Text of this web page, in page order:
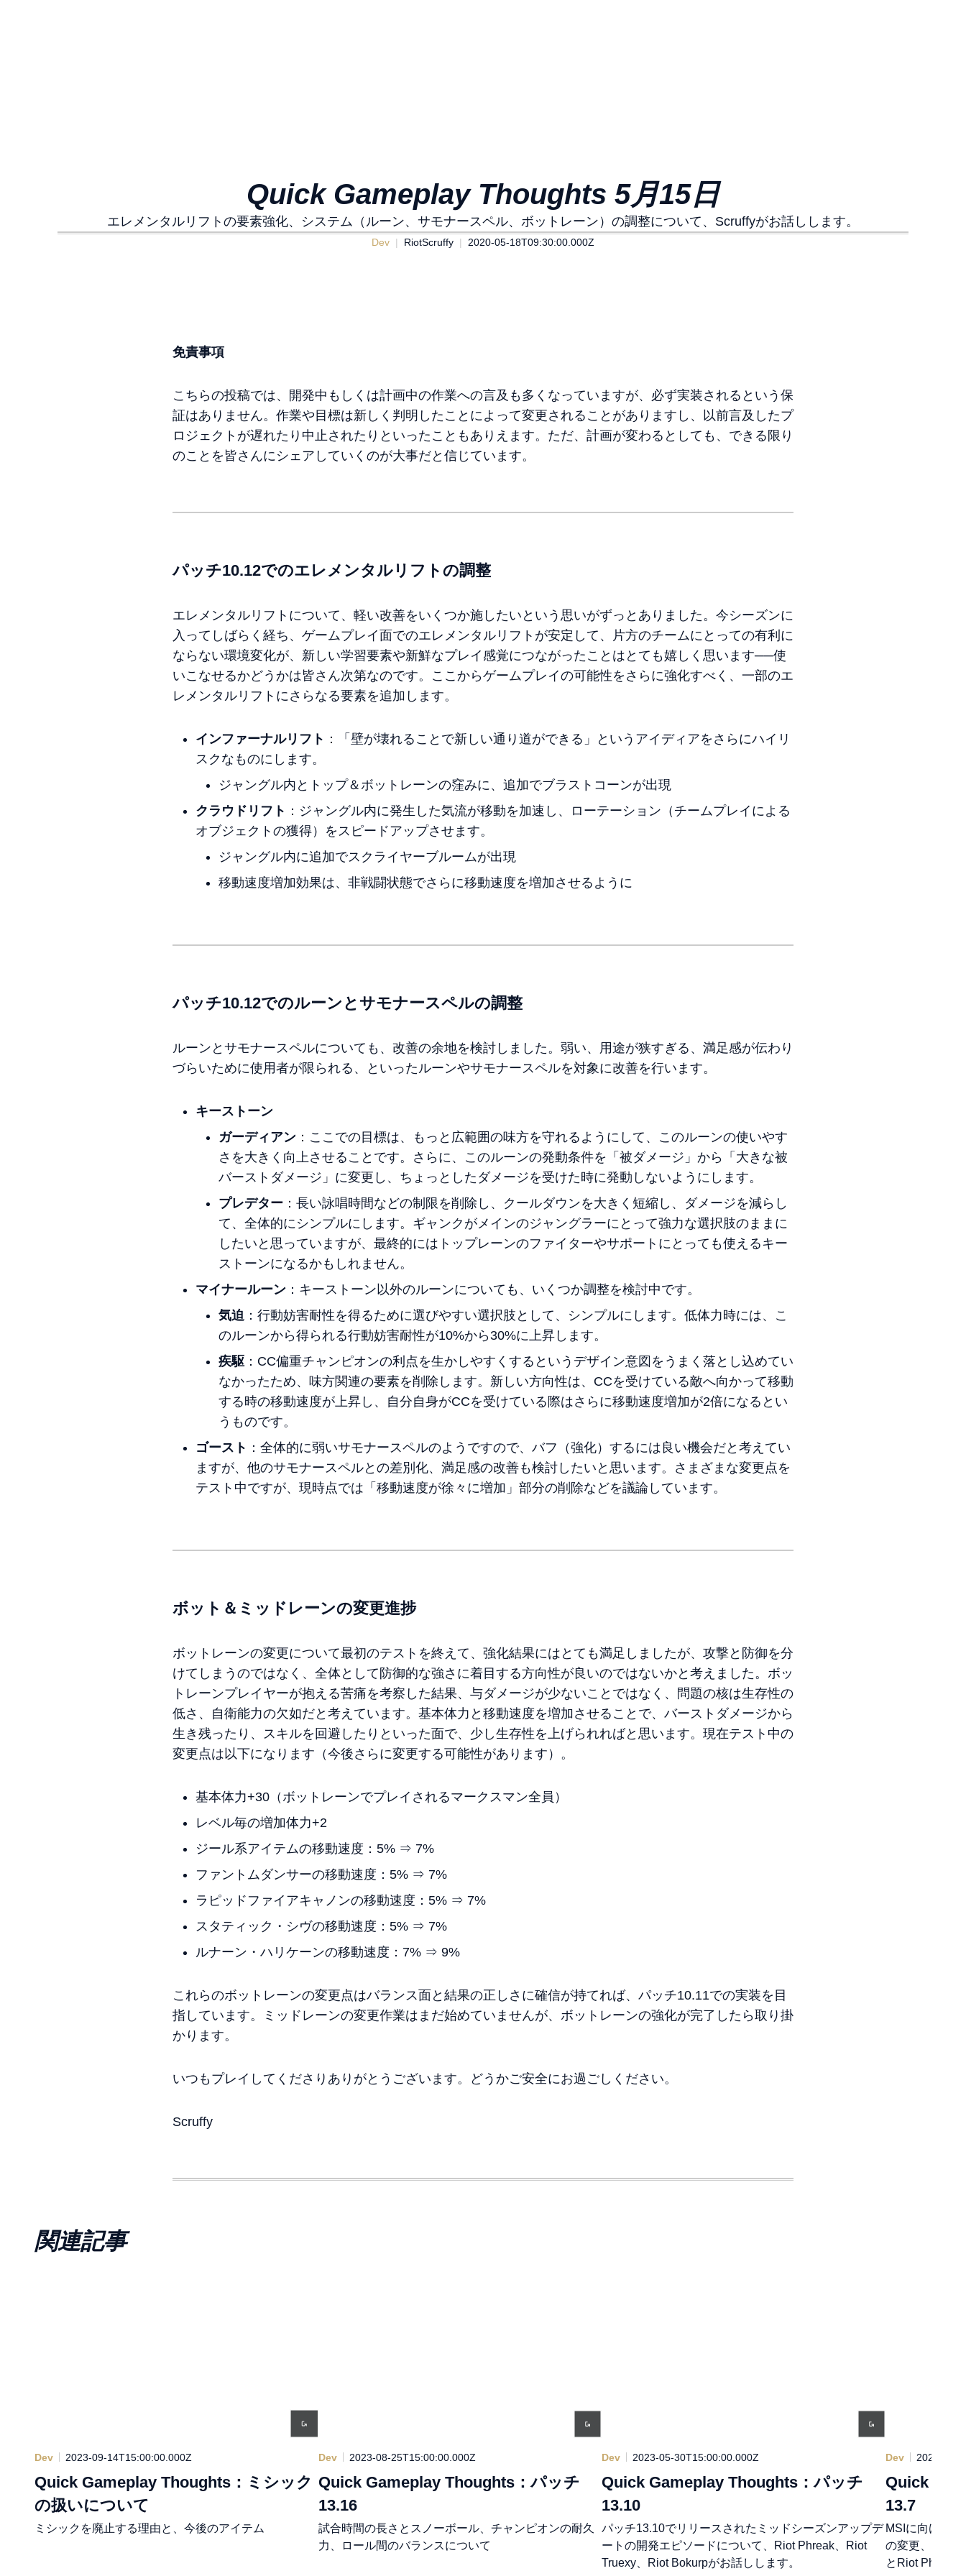
Quick Gameplay Thoughts 5月15日
エレメンタルリフトの要素強化、システム（ルーン、サモナースペル、ボットレーン）の調整について、Scruffyがお話しします。
Dev RiotScruffy 2020-05-18T09:30:00.000Z
免責事項
こちらの投稿では、開発中もしくは計画中の作業への言及も多くなっていますが、必ず実装されるという保
証はありません。作業や目標は新しく判明したことによって変更されることがありますし、以前言及したプ
ロジェクトが遅れたり中止されたりといったこともありえます。ただ、計画が変わるとしても、できる限り
のことを皆さんにシェアしていくのが大事だと信じています。
パッチ10.12でのエレメンタルリフトの調整
エレメンタルリフトについて、軽い改善をいくつか施したいという思いがずっとありました。今シーズンに
入ってしばらく経ち、ゲームプレイ面でのエレメンタルリフトが安定して、片方のチームにとっての有利に
ならない環境変化が、新しい学習要素や新鮮なプレイ感覚につながったことはとても嬉しく思います──使
いこなせるかどうかは皆さん次第なのです。ここからゲームプレイの可能性をさらに強化すべく、一部のエ
レメンタルリフトにさらなる要素を追加します。
インファーナルリフト ：「壁が壊れることで新しい通り道ができる」というアイディアをさらにハイリ
スクなものにします。
ジャングル内とトップ＆ボットレーンの窪みに、追加でブラストコーンが出現
クラウドリフト ：ジャングル内に発生した気流が移動を加速し、ローテーション（チームプレイによる
オブジェクトの獲得）をスピードアップさせます。
ジャングル内に追加でスクライヤーブルームが出現
移動速度増加効果は、非戦闘状態でさらに移動速度を増加させるように
パッチ10.12でのルーンとサモナースペルの調整
ルーンとサモナースペルについても、改善の余地を検討しました。弱い、用途が狭すぎる、満足感が伝わり
づらいために使用者が限られる、といったルーンやサモナースペルを対象に改善を行います。
キーストーン
ガーディアン ：ここでの目標は、もっと広範囲の味方を守れるようにして、このルーンの使いやす
さを大きく向上させることです。さらに、このルーンの発動条件を「被ダメージ」から「大きな被
バーストダメージ」に変更し、ちょっとしたダメージを受けた時に発動しないようにします。
プレデター ：長い詠唱時間などの制限を削除し、クールダウンを大きく短縮し、ダメージを減らし
て、全体的にシンプルにします。ギャンクがメインのジャングラーにとって強力な選択肢のままに
したいと思っていますが、最終的にはトップレーンのファイターやサポートにとっても使えるキー
ストーンになるかもしれません。
マイナールーン ：キーストーン以外のルーンについても、いくつか調整を検討中です。
気迫：行動妨害耐性を得るために選びやすい選択肢として、シンプルにします。低体力時には、こ
のルーンから得られる行動妨害耐性が10%から30%に上昇します。
疾駆 ：CC偏重チャンピオンの利点を生かしやすくするというデザイン意図をうまく落とし込めてい
なかったため、味方関連の要素を削除します。新しい方向性は、CCを受けている敵へ向かって移動
する時の移動速度が上昇し、自分自身がCCを受けている際はさらに移動速度増加が2倍になるとい
うものです。
ゴースト ：全体的に弱いサモナースペルのようですので、バフ（強化）するには良い機会だと考えてい
ますが、他のサモナースペルとの差別化、満足感の改善も検討したいと思います。さまざまな変更点を
テスト中ですが、現時点では「移動速度が徐々に増加」部分の削除などを議論しています。
ボット＆ミッドレーンの変更進捗
ボットレーンの変更について最初のテストを終えて、強化結果にはとても満足しましたが、攻撃と防御を分
けてしまうのではなく、全体として防御的な強さに着目する方向性が良いのではないかと考えました。ボッ
トレーンプレイヤーが抱える苦痛を考察した結果、与ダメージが少ないことではなく、問題の核は生存性の
低さ、自衛能力の欠如だと考えています。基本体力と移動速度を増加させることで、バーストダメージから
生き残ったり、スキルを回避したりといった面で、少し生存性を上げられればと思います。現在テスト中の
変更点は以下になります（今後さらに変更する可能性があります）。
基本体力+30（ボットレーンでプレイされるマークスマン全員）
レベル毎の増加体力+2
ジール系アイテムの移動速度：5% ⇒ 7%
ファントムダンサーの移動速度：5% ⇒ 7%
ラピッドファイアキャノンの移動速度：5% ⇒ 7%
スタティック・シヴの移動速度：5% ⇒ 7%
ルナーン・ハリケーンの移動速度：7% ⇒ 9%
これらのボットレーンの変更点はバランス面と結果の正しさに確信が持てれば、パッチ10.11での実装を目
指しています。ミッドレーンの変更作業はまだ始めていませんが、ボットレーンの強化が完了したら取り掛
かります。
いつもプレイしてくださりありがとうございます。どうかご安全にお過ごしください。
Scruffy
関連記事
Dev 2023-09-14T15:00:00.000Z
Quick Gameplay Thoughts：ミシック
の扱いについて
ミシックを廃止する理由と、今後のアイテム
Dev 2023-08-25T15:00:00.000Z
Quick Gameplay Thoughts：パッチ
13.16
試合時間の長さとスノーボール、チャンピオンの耐久
力、ロール間のバランスについて
Dev 2023-05-30T15:00:00.000Z
Quick Gameplay Thoughts：パッチ
13.10
パッチ13.10でリリースされたミッドシーズンアップデ
ートの開発エピソードについて、Riot Phreak、Riot
Truexy、Riot Bokurpがお話しします。
Dev 2023-04-
Quick
13.7
MSIに向けた
の変更、そし
とRiot